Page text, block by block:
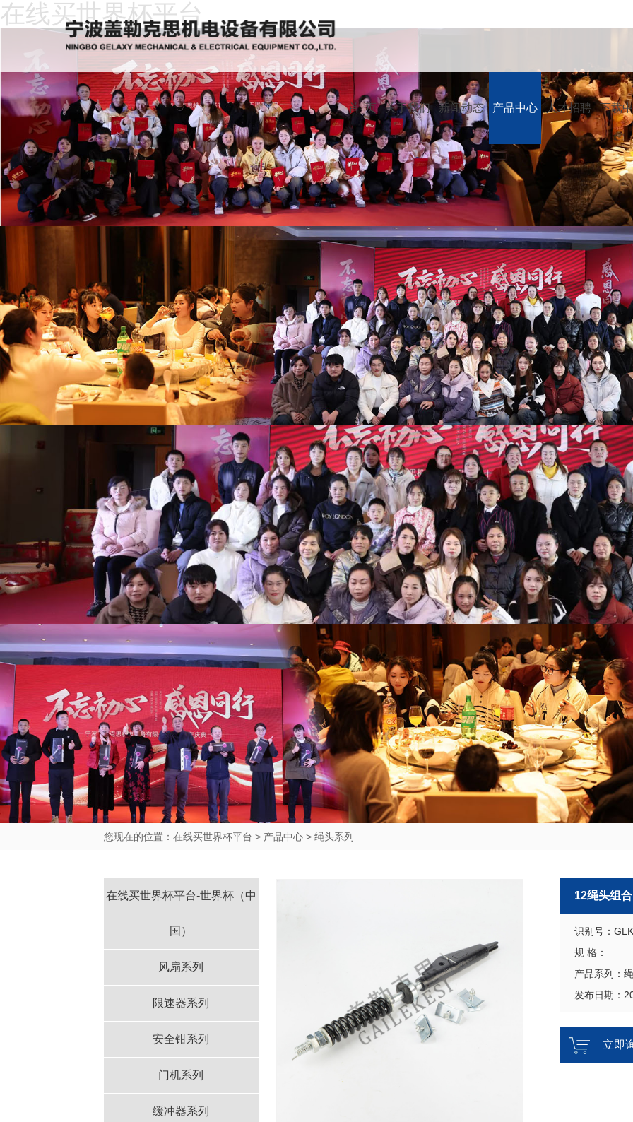
在线买世界杯平台
首 页 关于我们 新闻动态 产品中心 人才招聘 下载
在
世
杯
我
闻
态
产
中
才
聘
下
中
言
买
世
界
杯
杯
（中
国）
您现在的位置： 在线买世界杯平台 > 产品中心 > 绳头系列
在线买世界杯平台-世界杯（中
国）
风扇系列
限速器系列
安全钳系列
门机系列
缓冲器系列
12绳头组合
识别号：
规 格：
产品系列：
发布日期：
立即